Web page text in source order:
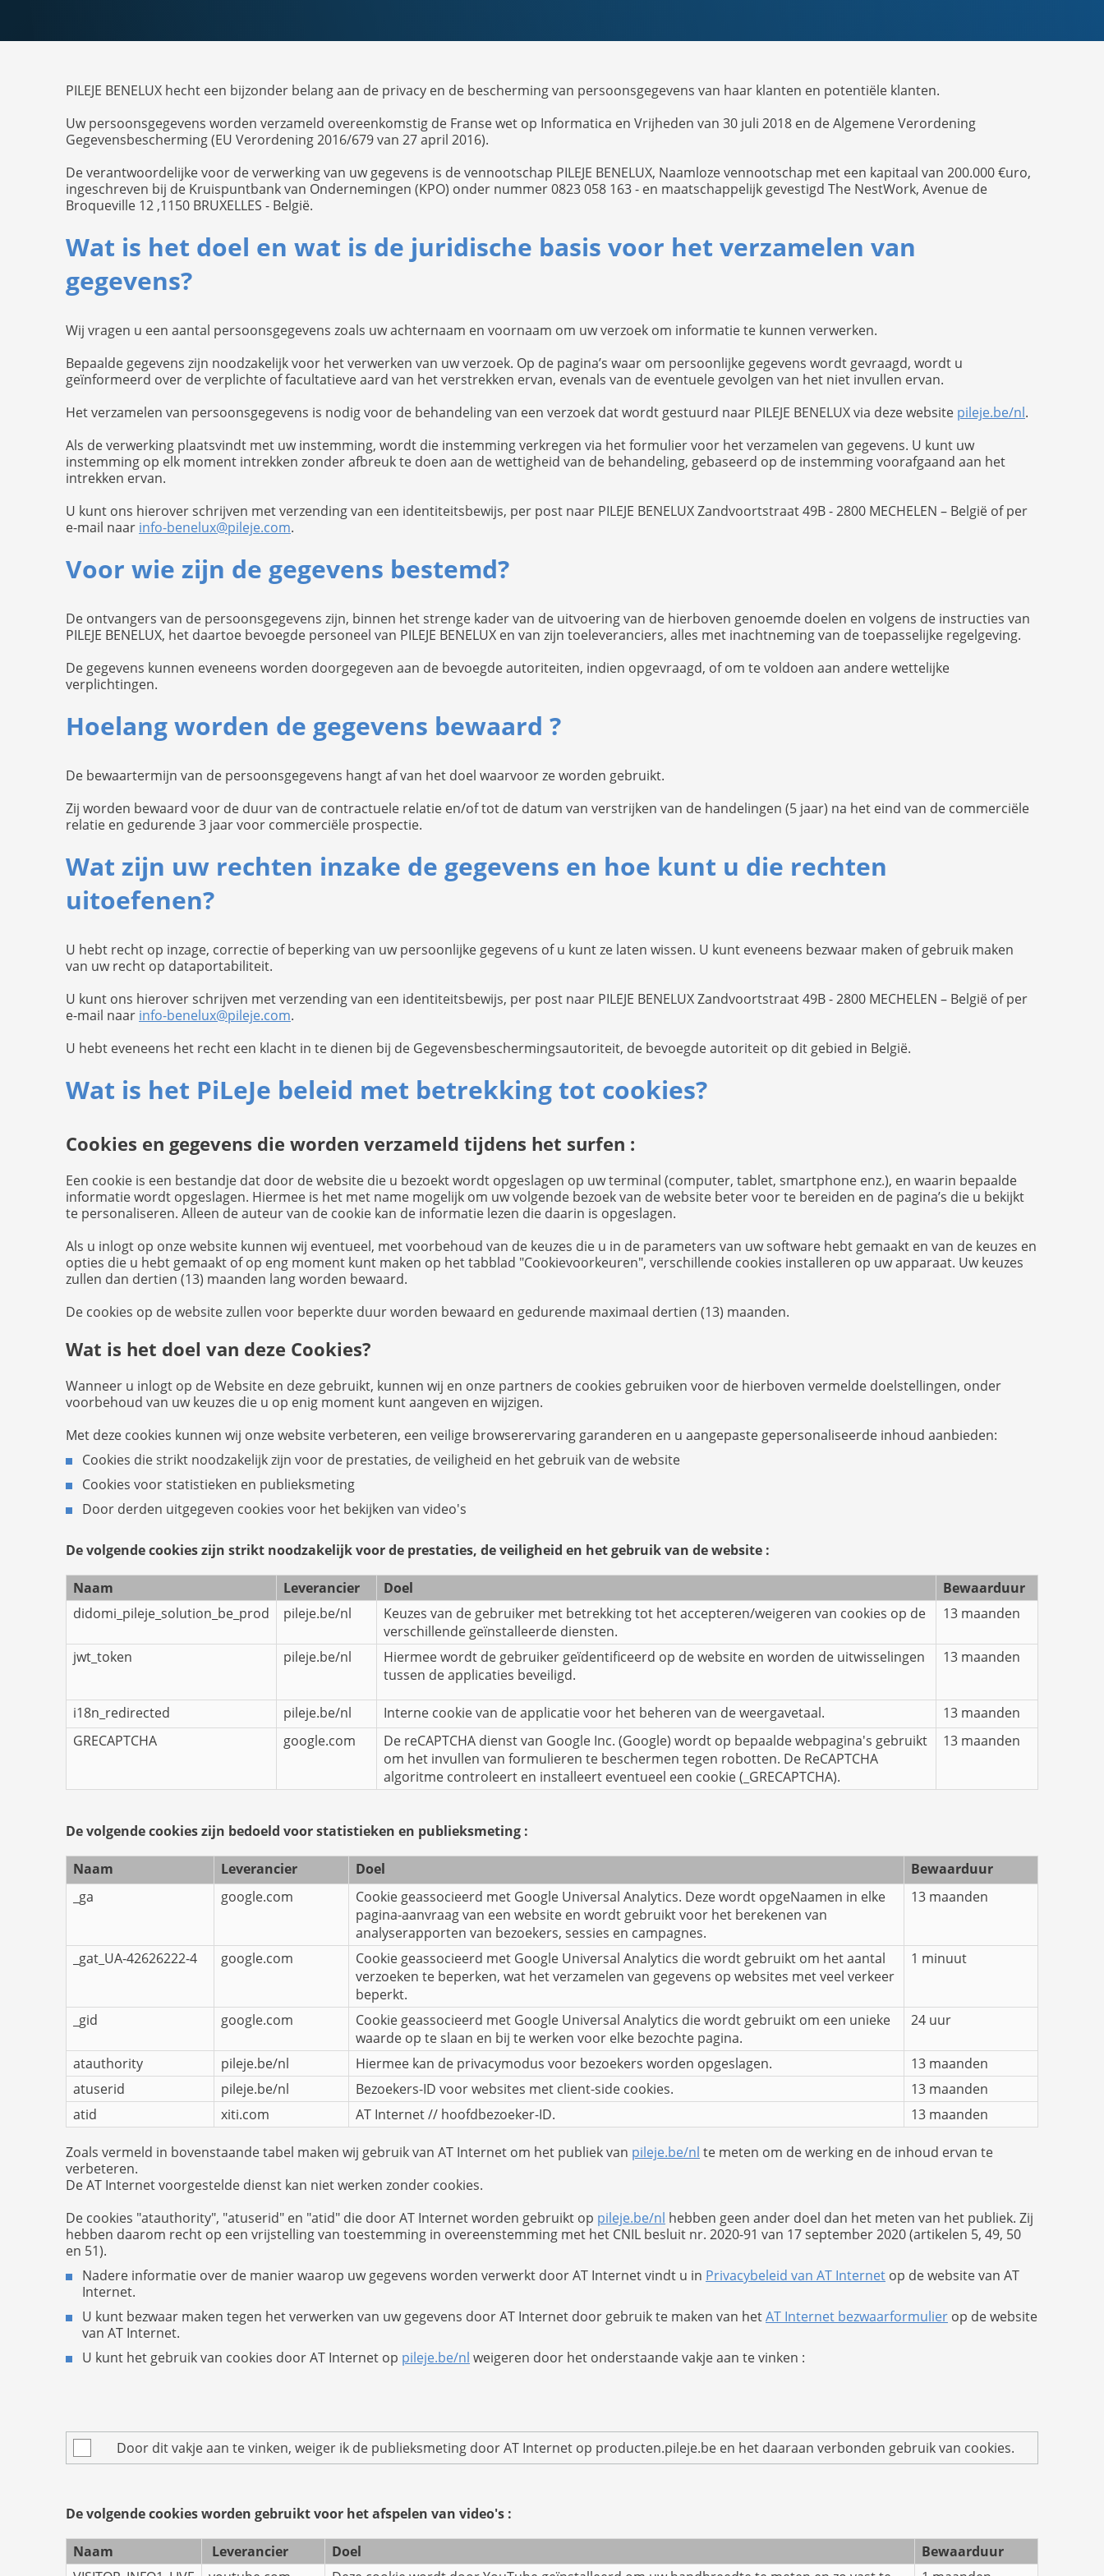
PILEJE BENELUX hecht een bijzonder belang aan de privacy en de bescherming van persoonsgegevens van haar klanten en potentiële klanten.
Uw persoonsgegevens worden verzameld overeenkomstig de Franse wet op Informatica en Vrijheden van 30 juli 2018 en de Algemene Verordening
Gegevensbescherming (EU Verordening 2016/679 van 27 april 2016).
De verantwoordelijke voor de verwerking van uw gegevens is de vennootschap PILEJE BENELUX, Naamloze vennootschap met een kapitaal van 200.000 €uro,
ingeschreven bij de Kruispuntbank van Ondernemingen (KPO) onder nummer 0823 058 163 - en maatschappelijk gevestigd The NestWork, Avenue de
Broqueville 12 ,1150 BRUXELLES - België.
Wat is het doel en wat is de juridische basis voor het verzamelen van
gegevens?
Wij vragen u een aantal persoonsgegevens zoals uw achternaam en voornaam om uw verzoek om informatie te kunnen verwerken.
Bepaalde gegevens zijn noodzakelijk voor het verwerken van uw verzoek. Op de pagina’s waar om persoonlijke gegevens wordt gevraagd, wordt u
geïnformeerd over de verplichte of facultatieve aard van het verstrekken ervan, evenals van de eventuele gevolgen van het niet invullen ervan.
Het verzamelen van persoonsgegevens is nodig voor de behandeling van een verzoek dat wordt gestuurd naar PILEJE BENELUX via deze website pileje.be/nl.
Als de verwerking plaatsvindt met uw instemming, wordt die instemming verkregen via het formulier voor het verzamelen van gegevens. U kunt uw
instemming op elk moment intrekken zonder afbreuk te doen aan de wettigheid van de behandeling, gebaseerd op de instemming voorafgaand aan het
intrekken ervan.
U kunt ons hierover schrijven met verzending van een identiteitsbewijs, per post naar PILEJE BENELUX Zandvoortstraat 49B - 2800 MECHELEN – België of per
e-mail naar info-benelux@pileje.com.
Voor wie zijn de gegevens bestemd?
De ontvangers van de persoonsgegevens zijn, binnen het strenge kader van de uitvoering van de hierboven genoemde doelen en volgens de instructies van
PILEJE BENELUX, het daartoe bevoegde personeel van PILEJE BENELUX en van zijn toeleveranciers, alles met inachtneming van de toepasselijke regelgeving.
De gegevens kunnen eveneens worden doorgegeven aan de bevoegde autoriteiten, indien opgevraagd, of om te voldoen aan andere wettelijke
verplichtingen.
Hoelang worden de gegevens bewaard ?
De bewaartermijn van de persoonsgegevens hangt af van het doel waarvoor ze worden gebruikt.
Zij worden bewaard voor de duur van de contractuele relatie en/of tot de datum van verstrijken van de handelingen (5 jaar) na het eind van de commerciële
relatie en gedurende 3 jaar voor commerciële prospectie.
Wat zijn uw rechten inzake de gegevens en hoe kunt u die rechten
uitoefenen?
U hebt recht op inzage, correctie of beperking van uw persoonlijke gegevens of u kunt ze laten wissen. U kunt eveneens bezwaar maken of gebruik maken
van uw recht op dataportabiliteit.
U kunt ons hierover schrijven met verzending van een identiteitsbewijs, per post naar PILEJE BENELUX Zandvoortstraat 49B - 2800 MECHELEN – België of per
e-mail naar info-benelux@pileje.com.
U hebt eveneens het recht een klacht in te dienen bij de Gegevensbeschermingsautoriteit, de bevoegde autoriteit op dit gebied in België.
Wat is het PiLeJe beleid met betrekking tot cookies?
Cookies en gegevens die worden verzameld tijdens het surfen :
Een cookie is een bestandje dat door de website die u bezoekt wordt opgeslagen op uw terminal (computer, tablet, smartphone enz.), en waarin bepaalde
informatie wordt opgeslagen. Hiermee is het met name mogelijk om uw volgende bezoek van de website beter voor te bereiden en de pagina’s die u bekijkt
te personaliseren. Alleen de auteur van de cookie kan de informatie lezen die daarin is opgeslagen.
Als u inlogt op onze website kunnen wij eventueel, met voorbehoud van de keuzes die u in de parameters van uw software hebt gemaakt en van de keuzes en
opties die u hebt gemaakt of op eng moment kunt maken op het tabblad "Cookievoorkeuren", verschillende cookies installeren op uw apparaat. Uw keuzes
zullen dan dertien (13) maanden lang worden bewaard.
De cookies op de website zullen voor beperkte duur worden bewaard en gedurende maximaal dertien (13) maanden.
Wat is het doel van deze Cookies?
Wanneer u inlogt op de Website en deze gebruikt, kunnen wij en onze partners de cookies gebruiken voor de hierboven vermelde doelstellingen, onder
voorbehoud van uw keuzes die u op enig moment kunt aangeven en wijzigen.
Met deze cookies kunnen wij onze website verbeteren, een veilige browserervaring garanderen en u aangepaste gepersonaliseerde inhoud aanbieden:
Cookies die strikt noodzakelijk zijn voor de prestaties, de veiligheid en het gebruik van de website
Cookies voor statistieken en publieksmeting
Door derden uitgegeven cookies voor het bekijken van video's
De volgende cookies zijn strikt noodzakelijk voor de prestaties, de veiligheid en het gebruik van de website :
Naam Leverancier Doel
Bewaarduur
didomi_pileje_solution_be_prod
pileje.be/nl
Keuzes van de gebruiker met betrekking tot het accepteren/weigeren van cookies op de
verschillende geïnstalleerde diensten.
13 maanden
jwt_token pileje.be/nl
Hiermee wordt de gebruiker geïdentificeerd op de website en worden de uitwisselingen
tussen de applicaties beveiligd.
13 maanden
i18n_redirected pileje.be/nl Interne cookie van de applicatie voor het beheren van de weergavetaal.
13 maanden
GRECAPTCHA
google.com
De reCAPTCHA dienst van Google Inc. (Google) wordt op bepaalde webpagina's gebruikt
om het invullen van formulieren te beschermen tegen robotten. De ReCAPTCHA
algoritme controleert en installeert eventueel een cookie (_GRECAPTCHA).
13 maanden
De volgende cookies zijn bedoeld voor statistieken en publieksmeting :
Naam Leverancier Doel
Bewaarduur
_ga
google.com
Cookie geassocieerd met Google Universal Analytics. Deze wordt opgeNaamen in elke
pagina-aanvraag van een website en wordt gebruikt voor het berekenen van
analyserapporten van bezoekers, sessies en campagnes.
13 maanden
_gat_UA-42626222-4 google.com
Cookie geassocieerd met Google Universal Analytics die wordt gebruikt om het aantal
verzoeken te beperken, wat het verzamelen van gegevens op websites met veel verkeer
beperkt.
1 minuut
_gid google.com
Cookie geassocieerd met Google Universal Analytics die wordt gebruikt om een unieke
waarde op te slaan en bij te werken voor elke bezochte pagina.
24 uur
atauthority pileje.be/nl Hiermee kan de privacymodus voor bezoekers worden opgeslagen.
13 maanden
atuserid
pileje.be/nl Bezoekers-ID voor websites met client-side cookies.
13 maanden
atid
xiti.com AT Internet // hoofdbezoeker-ID. 13 maanden
Zoals vermeld in bovenstaande tabel maken wij gebruik van AT Internet om het publiek van pileje.be/nl te meten om de werking en de inhoud ervan te
verbeteren.
De AT Internet voorgestelde dienst kan niet werken zonder cookies.
De cookies "atauthority", "atuserid" en "atid" die door AT Internet worden gebruikt op pileje.be/nl hebben geen ander doel dan het meten van het publiek. Zij
hebben daarom recht op een vrijstelling van toestemming in overeenstemming met het CNIL besluit nr. 2020-91 van 17 september 2020 (artikelen 5, 49, 50
en 51).
Nadere informatie over de manier waarop uw gegevens worden verwerkt door AT Internet vindt u in Privacybeleid van AT Internet op de website van AT
Internet.
U kunt bezwaar maken tegen het verwerken van uw gegevens door AT Internet door gebruik te maken van hetAT Internet bezwaarformulier op de website
van AT Internet.
U kunt het gebruik van cookies door AT Internet op pileje.be/nl weigeren door het onderstaande vakje aan te vinken :
Door dit vakje aan te vinken, weiger ik de publieksmeting door AT Internet op producten.pileje.be en het daaraan verbonden gebruik van cookies.
De volgende cookies worden gebruikt voor het afspelen van video's :
Naam Leverancier Doel
Bewaarduur